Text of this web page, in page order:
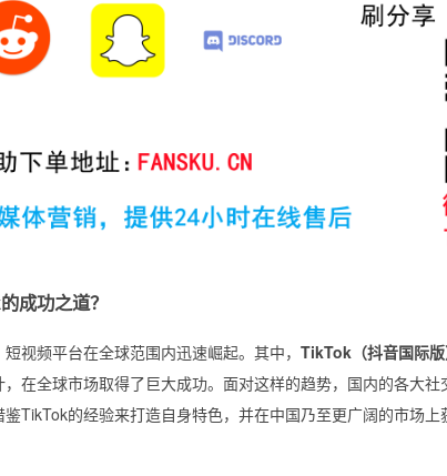
成功之道？
视频平台在全球范围内迅速崛起。其中， TikTok（抖音国际版
在全球市场取得了巨大成功。面对这样的趋势，国内的各大
TikTok的经验来打造自身特色，并在中国乃至更广阔的市场上